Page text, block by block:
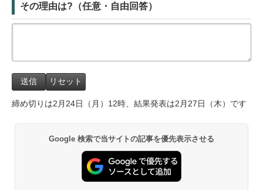
その理由は?（任意・自由回答）
締め切りは2月24日（月）12時、結果発表は2月27日（木）です
Google 検索で当サイトの記事を優先表示させる